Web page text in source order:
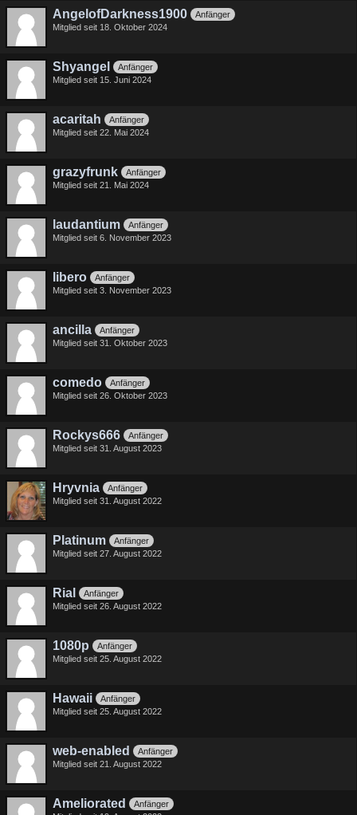
AngelofDarkness1900
Anfänger
Mitglied seit 18. Oktober 2024
Shyangel
Anfänger
Mitglied seit 15. Juni 2024
acaritah
Anfänger
Mitglied seit 22. Mai 2024
grazyfrunk
Anfänger
Mitglied seit 21. Mai 2024
laudantium
Anfänger
Mitglied seit 6. November 2023
libero
Anfänger
Mitglied seit 3. November 2023
ancilla
Anfänger
Mitglied seit 31. Oktober 2023
comedo
Anfänger
Mitglied seit 26. Oktober 2023
Rockys666
Anfänger
Mitglied seit 31. August 2023
Hryvnia
Anfänger
Mitglied seit 31. August 2022
Platinum
Anfänger
Mitglied seit 27. August 2022
Rial
Anfänger
Mitglied seit 26. August 2022
1080p
Anfänger
Mitglied seit 25. August 2022
Hawaii
Anfänger
Mitglied seit 25. August 2022
web-enabled
Anfänger
Mitglied seit 21. August 2022
Ameliorated
Anfänger